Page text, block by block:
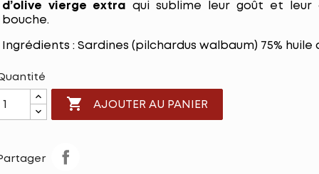
d’olive vierge extra qui sublime leur goût et
bouche.
Ingrédients : Sardines (pilchardus walbaum) 75%
 AJOUTER AU PANIER